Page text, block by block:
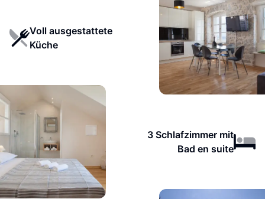
Voll ausgestattete
Küche
3 Schlafzimmer mit
Bad en suite